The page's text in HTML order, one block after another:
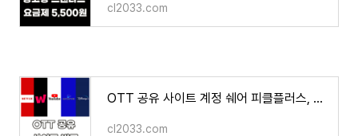
cl2033.com
OTT 공유 사이트 계정 쉐어 피클플러스, 링키드, 그레이태그, 벗츠, 쉐어풀 비교 추천
cl2033.com